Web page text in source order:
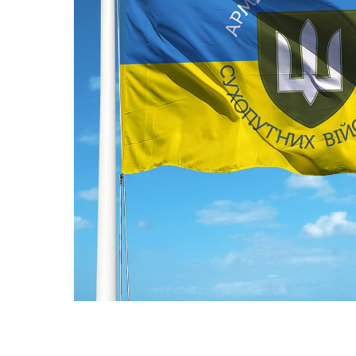
ПРАПОРИ КРАЇН СВІТУ
ПРАПОРИ МІСТ ТА СІЛ
УКРАЇНИ
ІСТОРИЧНІ ПРАПОРИ
ПІРАТСЬКІ ПРАПОРИ
АКСЕСУАРИ ТА
СУВЕНІРИ